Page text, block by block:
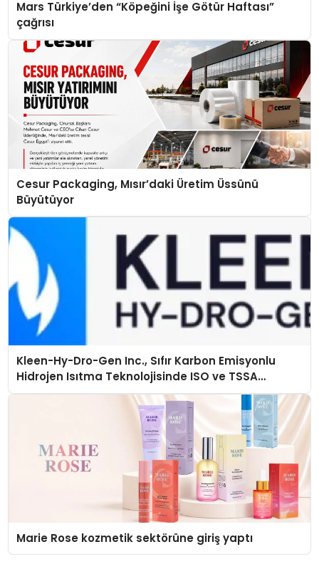
Mars Türkiye’den “Köpeğini İşe Götür Haftası”
çağrısı
Cesur Packaging, Mısır’daki Üretim Üssünü
Büyütüyor
Kleen-Hy-Dro-Gen Inc., Sıfır Karbon Emisyonlu
Hidrojen Isıtma Teknolojisinde ISO ve TSSA
Düzenleyici Onaylarını Aldı
Marie Rose kozmetik sektörüne giriş yaptı